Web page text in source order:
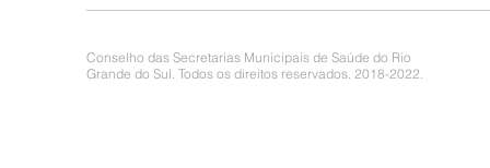
Conselho das Secretarias Municipais de Saúde do Rio
Grande do Sul. Todos os direitos reservados. 2018-2022.